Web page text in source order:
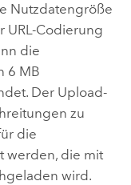
Nutzdatengröße
URL-Codierung
die
6 MB
Der Upload-
zu
die
werden, die mit
wird.